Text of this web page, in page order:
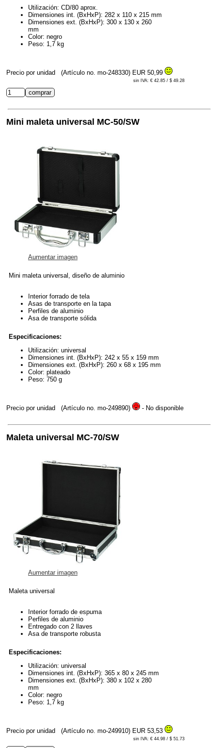
Utilización: CD/80 aprox.
Dimensiones int. (BxHxP): 282 x 110 x 215 mm
Dimensiones ext. (BxHxP): 300 x 130 x 260
mm
Color: negro
Peso: 1,7 kg
Precio por unidad (Artículo no. mo-248330) EUR 50,99
sin IVA: € 42.85 / $ 49.28
Mini maleta universal MC-50/SW
Aumentar imagen
Mini maleta universal, diseño de aluminio
Interior forrado de tela
Asas de transporte en la tapa
Perfiles de aluminio
Asa de transporte sólida
Especificaciones:
Utilización: universal
Dimensiones int. (BxHxP): 242 x 55 x 159 mm
Dimensiones ext. (BxHxP): 260 x 68 x 195 mm
Color: plateado
Peso: 750 g
Precio por unidad (Artículo no. mo-249890) - No disponible
Maleta universal MC-70/SW
Aumentar imagen
Maleta universal
Interior forrado de espuma
Perfiles de aluminio
Entregado con 2 llaves
Asa de transporte robusta
Especificaciones:
Utilización: universal
Dimensiones int. (BxHxP): 365 x 80 x 245 mm
Dimensiones ext. (BxHxP): 380 x 102 x 280
mm
Color: negro
Peso: 1,7 kg
Precio por unidad (Artículo no. mo-249910) EUR 53,53
sin IVA: € 44.98 / $ 51.73